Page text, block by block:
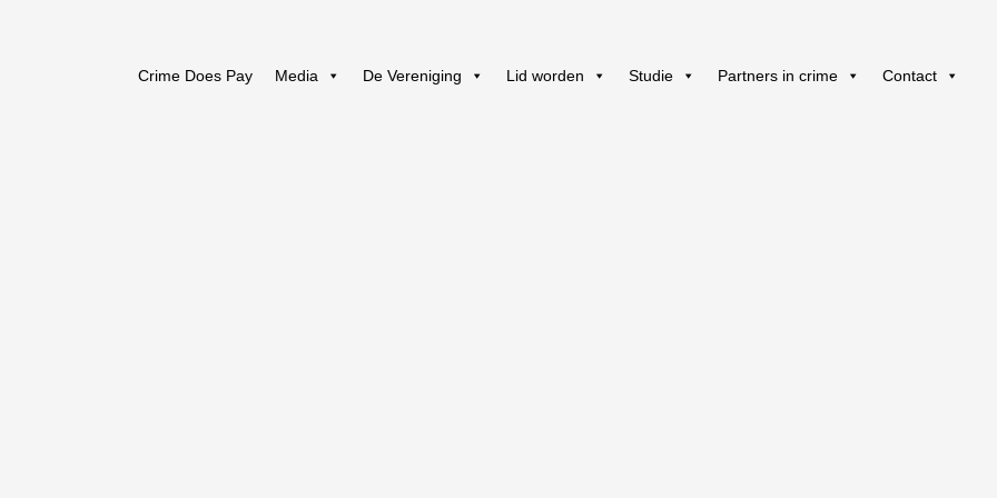
Crime Does Pay Media De Vereniging Lid worden Studie Partners in crime Contact